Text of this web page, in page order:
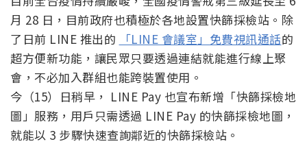
月 28 日，目前政府也積極於各地設置快篩採檢站。除
了日前 LINE 推出的
「LINE 會議室」免費視訊通話的
超方便新功能，讓民眾只要透過連結就能進行線上聚
會，不必加入群組也能跨裝置使用。
今（15）日稍早， LINE Pay 也宣布新增「快篩採檢地
圖」服務，用戶只需透過 LINE Pay 的快篩採檢地圖，
就能以 3 步驟快速查詢鄰近的快篩採檢站。